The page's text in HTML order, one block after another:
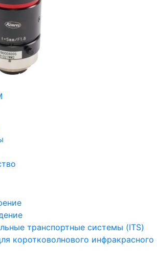
транспортные системы (ITS)
коротковолнового инфракрасного